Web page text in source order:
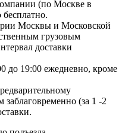
(по Москве в
Москвы и Московской
грузовым
доставки
до 19:00 ежедневно, кроме
(за 1 -2